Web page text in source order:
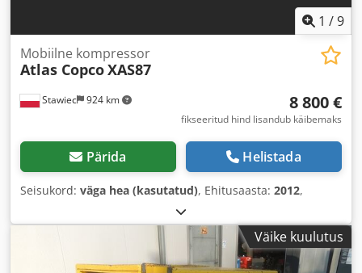
1 /9
Stawiec 924 km
Mobiilne kompressor
Atlas CopcoXAS87
8 800 €
fikseeritud hind lisandub käibemaks
Pärida Helistada
Seisukord: väga hea (kasutatud), Ehitusaasta: 2012,
Väike kuulutus